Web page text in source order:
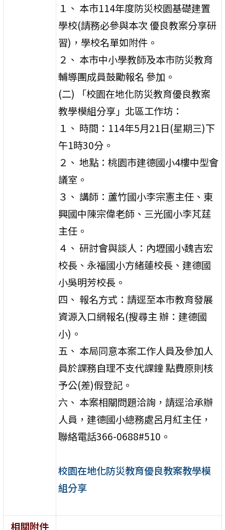
１、 本市114年度防災校園基礎建置
學校(請務必參與本次 優良教案分享研
習)，學校名單如附件。
２、 本市中小學教師及本市防災教育
輔導團成員鼓勵報名 參加。
(二) 「校園在地化防災教育優良教案
教學模組分享」北區工作坊：
１、 時間：114年5月21日(星期三)下
午1時30分。
２、 地點：桃園市建德國小4樓中型會
議室。
３、 講師：蘆竹國小李宗憲主任、東
興國中陳宗偉老師、三光國小李芃莛
主任。
４、 研討會與談人：內壢國小魏吉宏
校長、永福國小方緒蓮校長、建德國
小吳明芳校長。
四、 報名方式：請逕至本市教育發展
資源入口網報名(搜尋主 辦：建德國
小)。
五、 本局同意本案工作人員及參加人
員於課務自理不支代課鐘 點費原則核
予公(差)假登記。
六、 本案相關問題洽詢，請逕洽承辦
人員，建德國小總務處呂月紅主任，
聯絡電話366-0688#510。
校園在地化防災教育優良教案教學模
組分享
相關附件